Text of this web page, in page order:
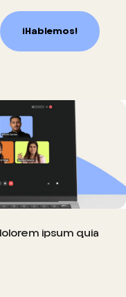
¡Hablemos!
ipsum quia